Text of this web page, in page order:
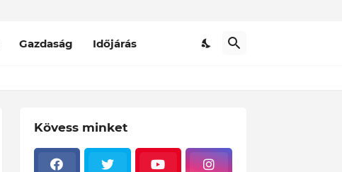
Gazdaság Időjárás
Kövess minket